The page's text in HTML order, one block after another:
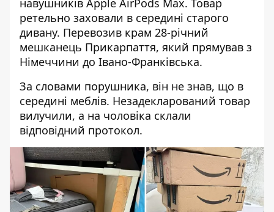
навушників Apple AirPods Max. Товар
ретельно заховали в середині старого
дивану. Перевозив крам 28-річний
мешканець Прикарпаття, який прямував з
Німеччини до Івано-Франківська.
За словами порушника, він не знав, що в
середині меблів. Незадекларований товар
вилучили, а на чоловіка склали
відповідний протокол.